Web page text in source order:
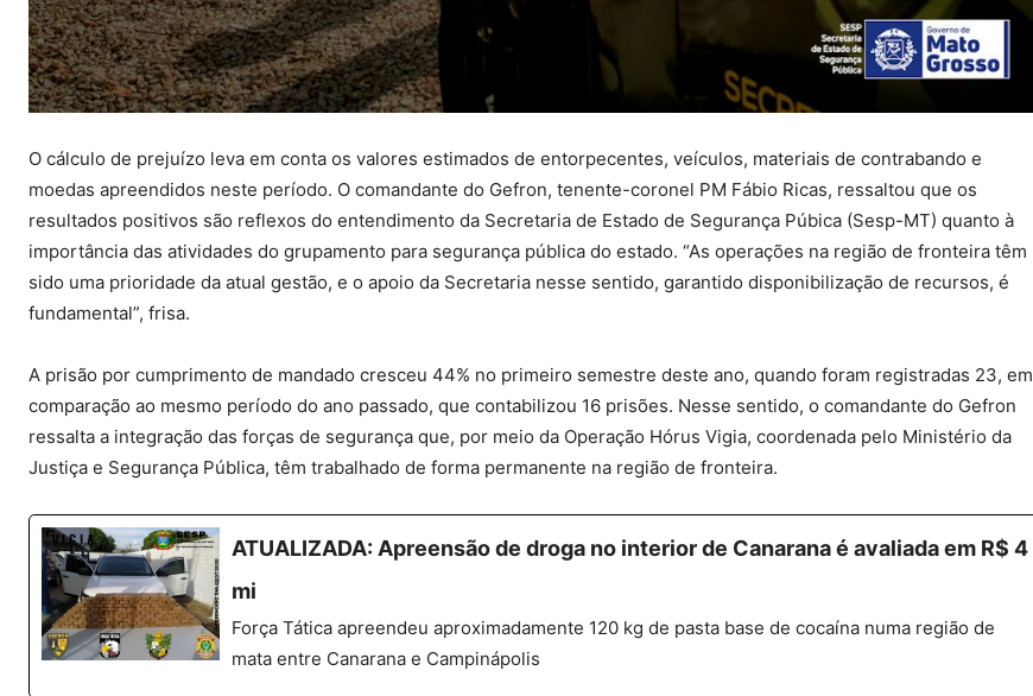
O cálculo de prejuízo leva em conta os valores estimados de entorpecentes, veículos, materiais de contrabando e
moedas apreendidos neste período. O comandante do Gefron, tenente-coronel PM Fábio Ricas, ressaltou que os
resultados positivos são reflexos do entendimento da Secretaria de Estado de Segurança Púbica (Sesp-MT) quanto à
importância das atividades do grupamento para segurança pública do estado. “As operações na região de fronteira têm
sido uma prioridade da atual gestão, e o apoio da Secretaria nesse sentido, garantido disponibilização de recursos, é
fundamental”, frisa.
A prisão por cumprimento de mandado cresceu 44% no primeiro semestre deste ano, quando foram registradas 23, em
comparação ao mesmo período do ano passado, que contabilizou 16 prisões. Nesse sentido, o comandante do Gefron
ressalta a integração das forças de segurança que, por meio da Operação Hórus Vigia, coordenada pelo Ministério da
Justiça e Segurança Pública, têm trabalhado de forma permanente na região de fronteira.
ATUALIZADA: Apreensão de droga no interior de Canarana é avaliada em R$ 4
mi
Força Tática apreendeu aproximadamente 120 kg de pasta base de cocaína numa região de
mata entre Canarana e Campinápolis